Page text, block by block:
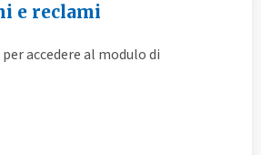
e reclami
accedere al modulo di